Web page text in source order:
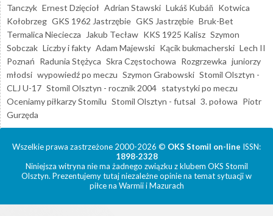
Tanczyk Ernest Dzięcioł Adrian Stawski Lukáš Kubáň Kotwica
Kołobrzeg GKS 1962 Jastrzębie GKS Jastrzębie Bruk-Bet
Termalica Nieciecza
Jakub Tecław KKS 1925 Kalisz Szymon
Sobczak Liczby i fakty Adam Majewski Kącik bukmacherski Lech II
Poznań Radunia Stężyca Skra Częstochowa Rozgrzewka juniorzy
młodsi wypowiedź po meczu Szymon Grabowski Stomil Olsztyn -
CLJ U-17 Stomil Olsztyn - rocznik 2004 statystyki po meczu
Oceniamy piłkarzy Stomilu Stomil Olsztyn - futsal 3. połowa Piotr
Gurzęda
Wszelkie prawa zastrzeżone 2000-2026 © OKS Stomil on-line ISSN:
1898-2328
Niniejsza witryna nie ma żadnego związku z klubem OKS Stomil
Olsztyn. Prezentujemy tutaj niezależne opinie na temat sytuacji w
piłce na Warmii i Mazurach